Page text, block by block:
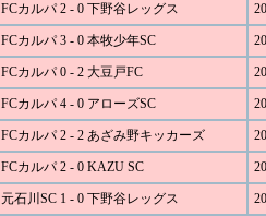
FCカルパ 2 - 0 下野谷レッグス
FCカルパ 3 - 0 本牧少年SC
FCカルパ 0 - 2 大豆戸FC
FCカルパ 4 - 0 アローズSC
FCカルパ 2 - 2 あざみ野キッカーズ
FCカルパ 2 - 0 KAZU SC
元石川SC 1 - 0 下野谷レッグス